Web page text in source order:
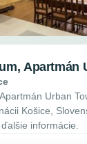
Apartmán
Urban
Košice,
informácie.